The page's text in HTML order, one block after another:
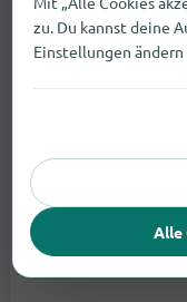
zu. Du kannst deine
Einstellungen
Alle